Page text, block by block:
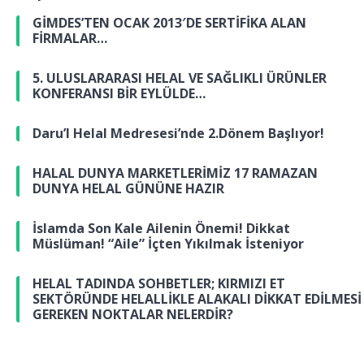
GİMDES’TEN OCAK 2013′DE SERTİFİKA ALAN
FİRMALAR…
5. ULUSLARARASI HELAL VE SAĞLIKLI ÜRÜNLER
KONFERANSI BİR EYLÜLDE…
Daru’l Helal Medresesi’nde 2.Dönem Başlıyor!
HALAL DUNYA MARKETLERİMİZ 17 RAMAZAN
DUNYA HELAL GÜNÜNE HAZIR
İslamda Son Kale Ailenin Önemi! Dikkat
Müslüman! “Aile” İçten Yıkılmak İsteniyor
HELAL TADINDA SOHBETLER; KIRMIZI ET
SEKTÖRÜNDE HELALLİKLE ALAKALI DİKKAT EDİLMESİ
GEREKEN NOKTALAR NELERDİR?